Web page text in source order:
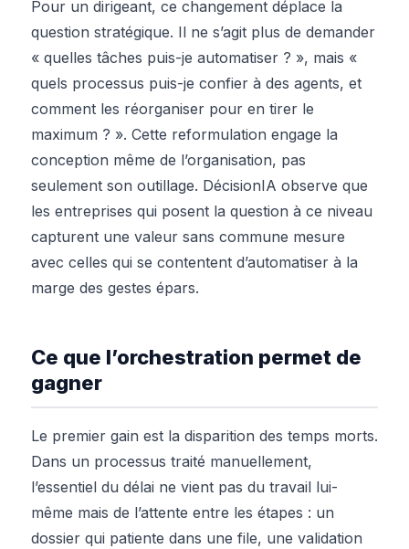
Pour un dirigeant, ce changement déplace la
question stratégique. Il ne s’agit plus de demander
« quelles tâches puis-je automatiser ? », mais «
quels processus puis-je confier à des agents, et
comment les réorganiser pour en tirer le
maximum ? ». Cette reformulation engage la
conception même de l’organisation, pas
seulement son outillage. DécisionIA observe que
les entreprises qui posent la question à ce niveau
capturent une valeur sans commune mesure
avec celles qui se contentent d’automatiser à la
marge des gestes épars.
Ce que l’orchestration permet de
gagner
Le premier gain est la disparition des temps morts.
Dans un processus traité manuellement,
l’essentiel du délai ne vient pas du travail lui-
même mais de l’attente entre les étapes : un
dossier qui patiente dans une file, une validation